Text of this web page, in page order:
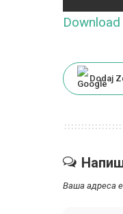
Dodaj
Ваша адреса